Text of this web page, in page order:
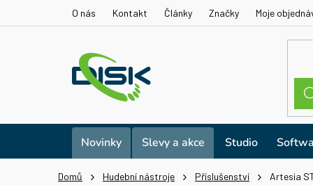
O nás Kontakt Články Značky Moje
Novinky Slevy a akce Studio
Domů Hudební nástroje Příslušenství Artesia